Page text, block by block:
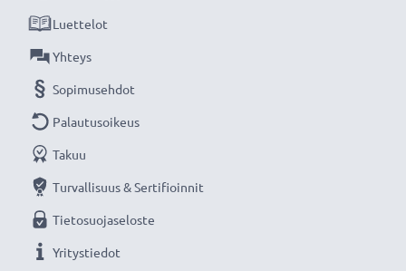
Luettelot
Yhteys
Sopimusehdot
Palautusoikeus
Takuu
Turvallisuus & Sertifioinnit
Tietosuojaseloste
Yritystiedot